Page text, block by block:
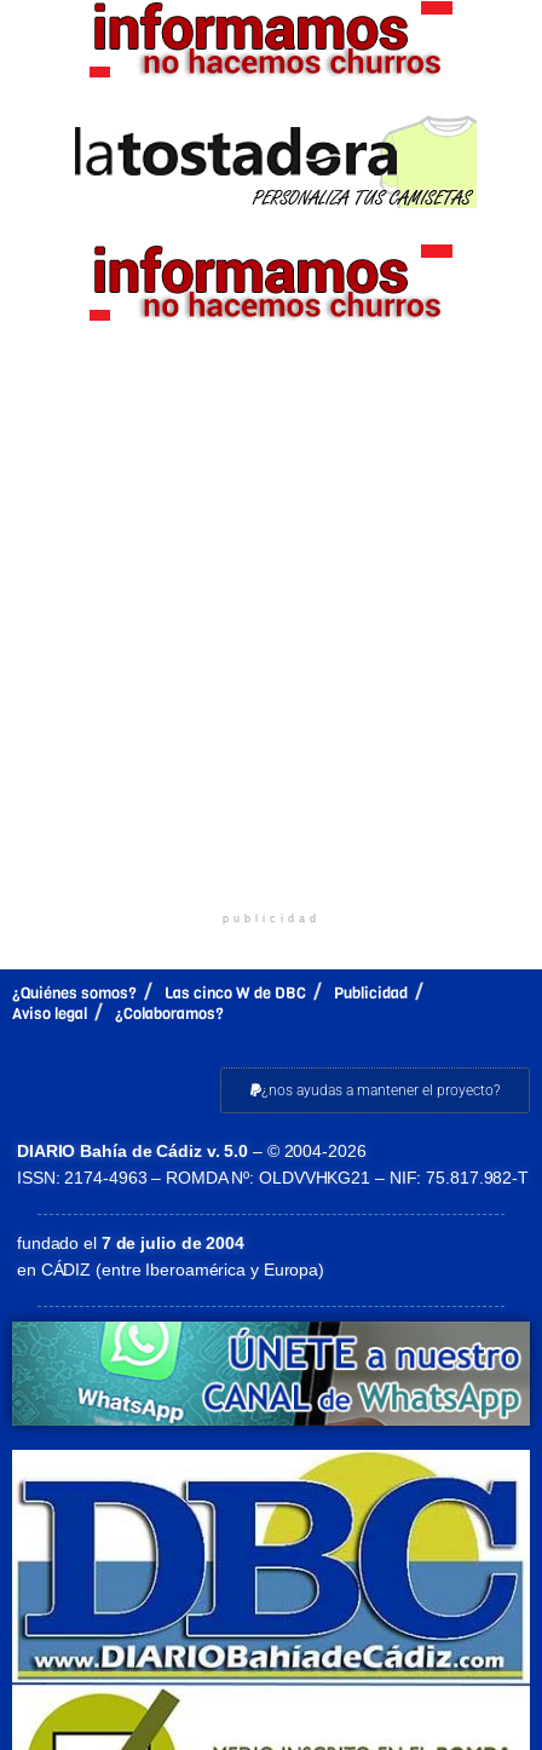
publicidad
¿Quiénes somos? Las cinco W de DBC
Publicidad
Aviso legal
¿Colaboramos?
¿nos ayudas a mantener el proyecto?
DIARIO Bahía de Cádiz v. 5.0 – © 2004-2026
ISSN: 2174-4963 – ROMDA Nº: OLDVVHKG21 – NIF: 75.817.982-T
fundado el7 de julio de 2004
en CÁDIZ (entre Iberoamérica y Europa)